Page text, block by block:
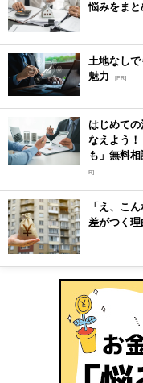
悩みをまと
土地なし
魅力
[PR]
はじめて
なえよう
も」無料
R]
「え、こ
差がつく理